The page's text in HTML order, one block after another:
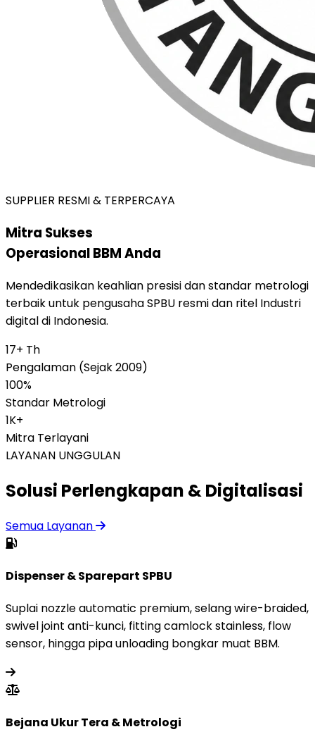
SUPPLIER RESMI & TERPERCAYA
Mitra Sukses
Operasional BBM Anda
Mendedikasikan keahlian presisi dan standar metrologi
terbaik untuk pengusaha SPBU resmi dan ritel Industri
digital di Indonesia.
17+ Th
Pengalaman (Sejak 2009)
100%
Standar Metrologi
1K+
Mitra Terlayani
LAYANAN UNGGULAN
Solusi Perlengkapan & Digitalisasi
Semua Layanan
Dispenser & Sparepart SPBU
Suplai nozzle automatic premium, selang wire-braided,
swivel joint anti-kunci, fitting camlock stainless, flow
sensor, hingga pipa unloading bongkar muat BBM.
Bejana Ukur Tera & Metrologi